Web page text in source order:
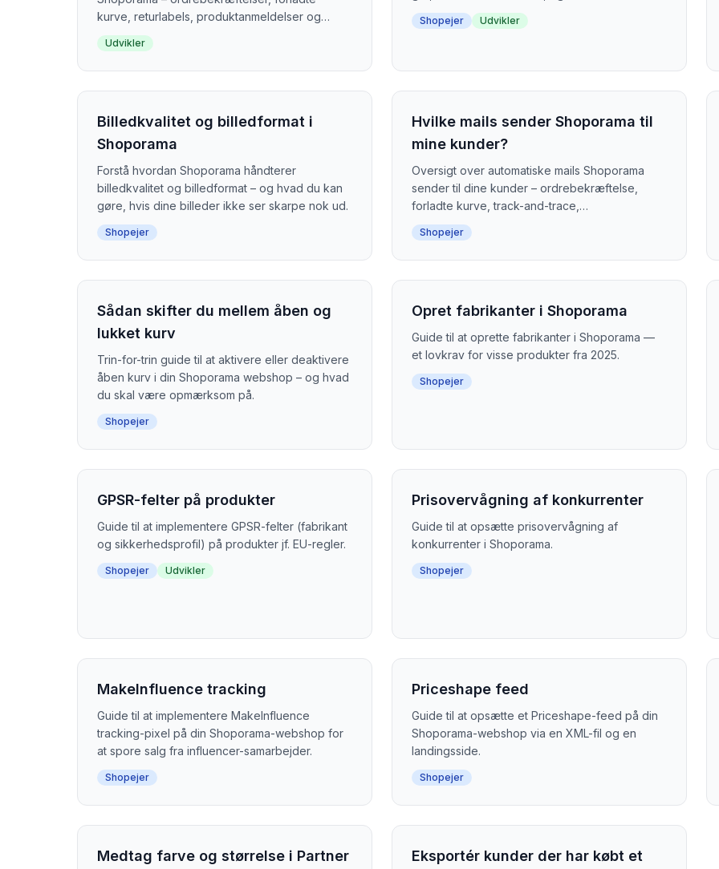
kurve, returlabels, produktanmeldelser og
meget mere.
Udvikler
kan bruge til at tilpasse dine emails.
Shopejer Udvikler
Billedkvalitet og billedformat i
Shoporama
Forstå hvordan Shoporama håndterer
billedkvalitet og billedformat – og hvad du kan
gøre, hvis dine billeder ikke ser skarpe nok ud.
Shopejer
Hvilke mails sender Shoporama til
mine kunder?
Oversigt over automatiske mails Shoporama
sender til dine kunder – ordrebekræftelse,
forladte kurve, track-and-trace,
produktanmeldelser og meget mere.
Shopejer
Sådan skifter du mellem åben og
lukket kurv
Trin-for-trin guide til at aktivere eller deaktivere
åben kurv i din Shoporama webshop – og hvad
du skal være opmærksom på.
Shopejer
Opret fabrikanter i Shoporama
Guide til at oprette fabrikanter i Shoporama —
et lovkrav for visse produkter fra 2025.
Shopejer
GPSR-felter på produkter
Guide til at implementere GPSR-felter (fabrikant
og sikkerhedsprofil) på produkter jf. EU-regler.
Shopejer Udvikler
Prisovervågning af konkurrenter
Guide til at opsætte prisovervågning af
konkurrenter i Shoporama.
Shopejer
MakeInfluence tracking
Guide til at implementere MakeInfluence
tracking-pixel på din Shoporama-webshop for
at spore salg fra influencer-samarbejder.
Shopejer
Priceshape feed
Guide til at opsætte et Priceshape-feed på din
Shoporama-webshop via en XML-fil og en
landingsside.
Shopejer
Medtag farve og størrelse i Partner
Eksportér kunder der har købt et